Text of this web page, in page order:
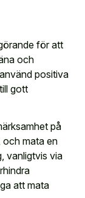
för att
och
positiva
gott
på
och mata en
vanligtvis via
att mata